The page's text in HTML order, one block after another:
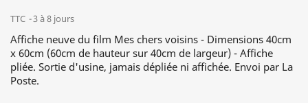
TTC 3 à 8 jours
Affiche neuve du film Mes chers voisins - Dimensions 40cm
x 60cm (60cm de hauteur sur 40cm de largeur) - Affiche
pliée. Sortie d'usine, jamais dépliée ni affichée. Envoi par La
Poste.